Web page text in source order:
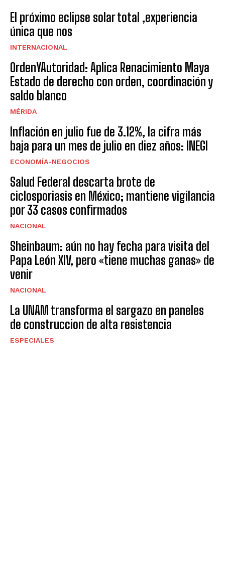
El próximo eclipse solar total ,experiencia
única que nos
INTERNACIONAL
OrdenYAutoridad: Aplica Renacimiento Maya
Estado de derecho con orden, coordinación y
saldo blanco
MÉRIDA
Inflación en julio fue de 3.12%, la cifra más
baja para un mes de julio en diez años: INEGI
ECONOMÍA-NEGOCIOS
Salud Federal descarta brote de
ciclosporiasis en México; mantiene vigilancia
por 33 casos confirmados
NACIONAL
Sheinbaum: aún no hay fecha para visita del
Papa León XIV, pero «tiene muchas ganas» de
venir
NACIONAL
La UNAM transforma el sargazo en paneles
de construccion de alta resistencia
ESPECIALES